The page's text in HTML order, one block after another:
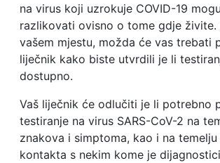
na virus koji uzrokuje COVID-19
razlikovati ovisno o tome gdje živite.
vašem mjestu, možda će vas trebati
liječnik kako biste utvrdili je li
dostupno.
Vaš liječnik će odlučiti je li potrebno
testiranje na virus SARS-CoV-2 na
znakova i simptoma, kao i na
kontakta s nekim kome je